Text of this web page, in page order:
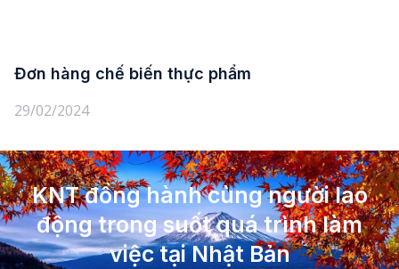
Đơn hàng chế biến thực phẩm
29/02/2024
KNT đồng hành cùng người lao
động trong suốt quá trình làm
việc tại Nhật Bản